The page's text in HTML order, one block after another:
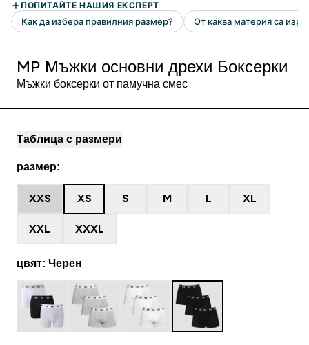
MP Мъжки основни дрехи Боксерки
Мъжки боксерки от памучна смес
Таблица с размери
размер:
XXS XS S M L XL
XXL XXXL
цвят: Черен